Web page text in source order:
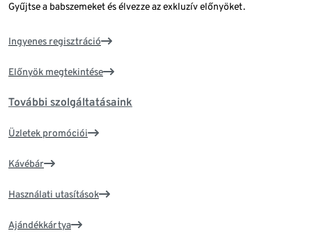
Gyűjtse a babszemeket és élvezze az exkluzív előnyöket.
Ingyenes regisztráció
Előnyök megtekintése
További szolgáltatásaink
Üzletek promóciói
Kávébár
Használati utasítások
Ajándékkártya